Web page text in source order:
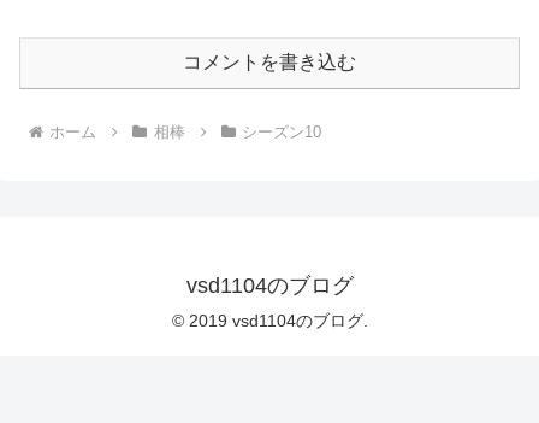
コメントを書き込む
ホーム 相棒 シーズン10
vsd1104のブログ
© 2019 vsd1104のブログ.